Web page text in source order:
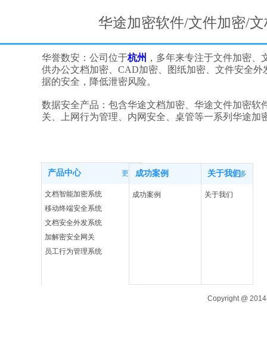
华途加密软件/文件加密/
华誉数安：公司位于杭州 ，多年来专注于文件加密
供办公文档加密、CAD加密、图纸加密、文件安全
据的安全，降低泄密风险。
数据安全产品：包含华途文档加密、华途文件加密
关、上网行为管理、内网安全、桌管等一系列华途
产品中心 更多
文档智能加密系统
移动终端安全系统
文档安全外发系统
加解密安全网关
员工行为管理系统
成功案例 更多
成功案例
关于我们
更多
关于我们
Copyright @